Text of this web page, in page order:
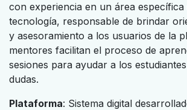
con experiencia en un área específica
tecnología, responsable de brindar
y asesoramiento a los usuarios de la
mentores facilitan el proceso de
sesiones para ayudar a los
dudas.
Plataforma: Sistema digital